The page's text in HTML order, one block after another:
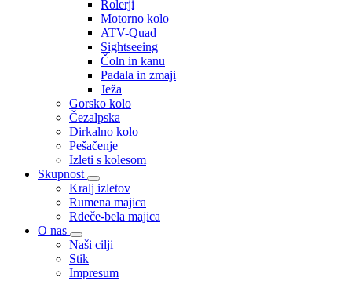
Rolerji
Motorno kolo
ATV-Quad
Sightseeing
Čoln in kanu
Padala in zmaji
Ježa
Gorsko kolo
Čezalpska
Dirkalno kolo
Pešačenje
Izleti s kolesom
Skupnost
Kralj izletov
Rumena majica
Rdeče-bela majica
O nas
Naši cilji
Stik
Impresum